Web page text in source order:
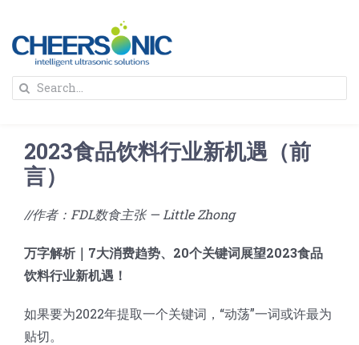
content
解决方案
蛋糕切割机
圆蛋糕切割机
蛋糕切块机
奶酪切片
圆形奶酪切片
三明治/披萨/寿司切割
超声波设备
公司新闻
关于我们
Search
2023食品饮料行业新机遇（前
言）
//作者：FDL数食主张 — Little Zhong
万字解析｜7大消费趋势、20个关键词展望2023食品
饮料行业新机遇！
如果要为2022年提取一个关键词，“动荡”一词或许最为
贴切。